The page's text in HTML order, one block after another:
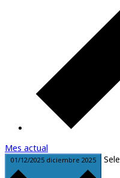
Mes actual
01/12/2025 diciembre 2025